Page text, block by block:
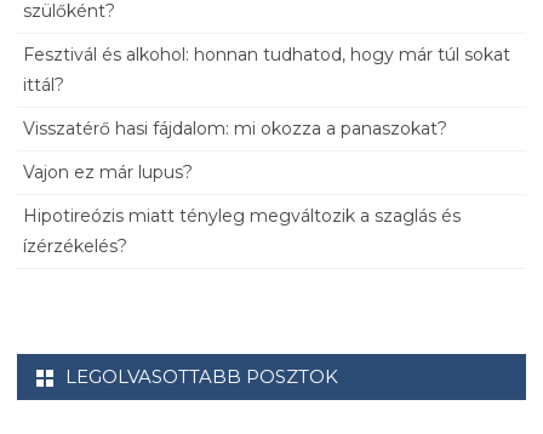
szülőként?
Fesztivál és alkohol: honnan tudhatod, hogy már túl sokat
ittál?
Visszatérő hasi fájdalom: mi okozza a panaszokat?
Vajon ez már lupus?
Hipotireózis miatt tényleg megváltozik a szaglás és
ízérzékelés?
LEGOLVASOTTABB POSZTOK